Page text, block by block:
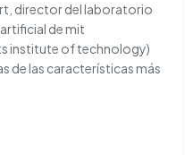
director del laboratorio
de mit
institute of technology)
de las características más